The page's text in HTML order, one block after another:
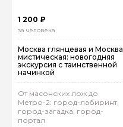
1 200 ₽
за человека
Москва глянцевая и Москва
мистическая: новогодняя
экскурсия с таинственной
начинкой
От масонских лож до
Метро-2: город-лабиринт,
город-загадка, город-
портал